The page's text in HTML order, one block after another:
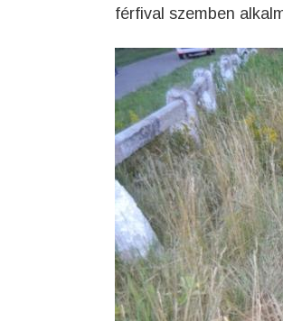
férfival szemben